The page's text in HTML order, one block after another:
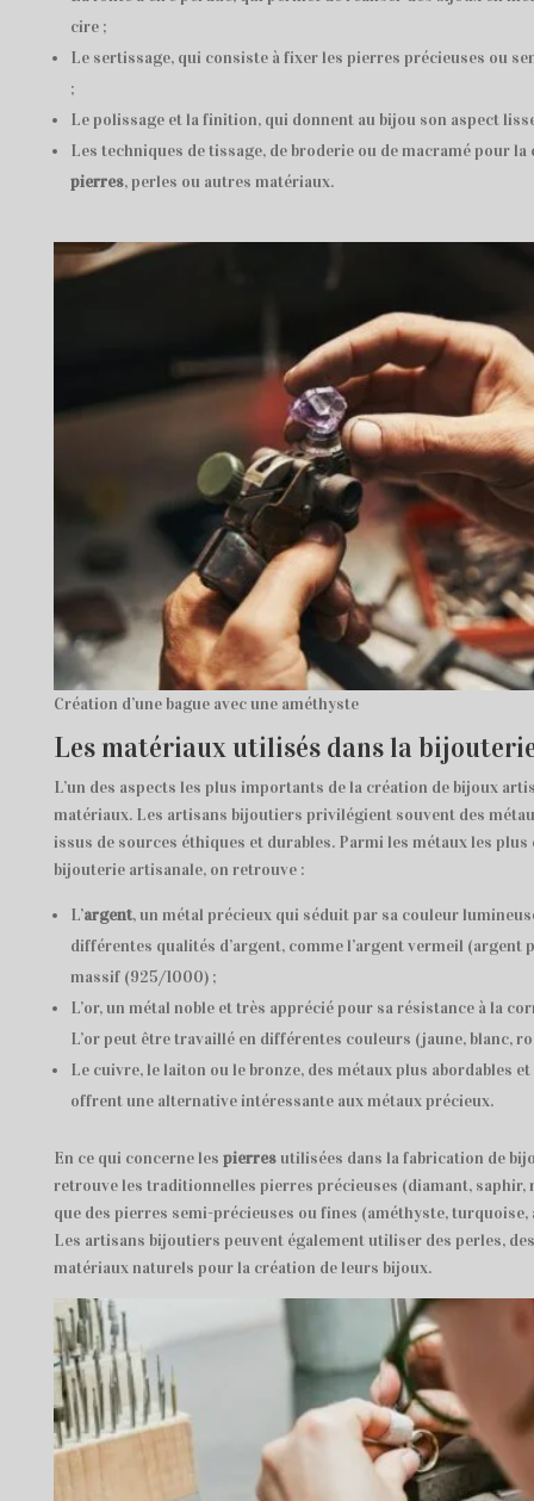
cire ;
Le sertissage, qui consiste à fixer les pierres précieuses ou
;
Le polissage et la finition, qui donnent au bijou son aspect
Les techniques de tissage, de broderie ou de macramé pour
pierres, perles ou autres matériaux.
Création d’une bague avec une améthyste
Les matériaux utilisés dans la
L’un des aspects les plus importants de la création de bijoux
matériaux. Les artisans bijoutiers privilégient souvent des
issus de sources éthiques et durables. Parmi les métaux les
bijouterie artisanale, on retrouve :
L’argent, un métal précieux qui séduit par sa couleur
différentes qualités d’argent, comme l’argent vermeil (argent
massif (925/1000) ;
L’or, un métal noble et très apprécié pour sa résistance à la
L’or peut être travaillé en différentes couleurs (jaune, blanc,
Le cuivre, le laiton ou le bronze, des métaux plus abordables
offrent une alternative intéressante aux métaux précieux.
En ce qui concerne les pierresutilisées dans la fabrication de
retrouve les traditionnelles pierres précieuses (diamant, saphir,
que des pierres semi-précieuses ou fines (améthyste, turquoise,
Les artisans bijoutiers peuvent également utiliser des perles,
matériaux naturels pour la création de leurs bijoux.